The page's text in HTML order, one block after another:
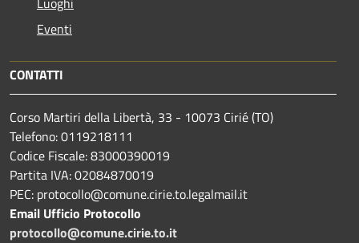
Eventi
CONTATTI
Corso Martiri della Libertà, 33 - 10073 Cirié (TO)
Telefono: 0119218111
Codice Fiscale: 83000390019
Partita IVA: 02084870019
PEC: protocollo@comune.cirie.to.legalmail.it
Email Ufficio Protocollo
protocollo@comune.cirie.to.it